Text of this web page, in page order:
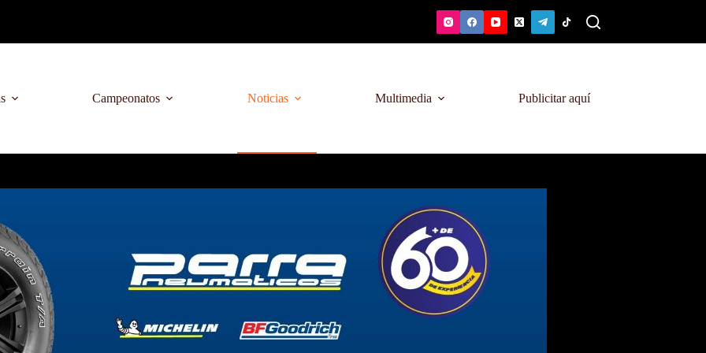
Campeonatos Noticias Multimedia Publicitar aquí